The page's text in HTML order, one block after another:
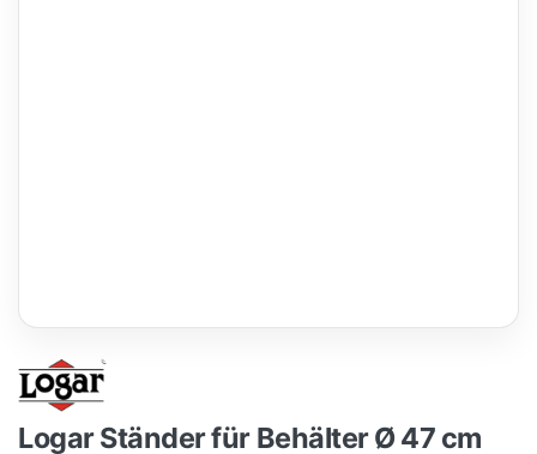
Logar Ständer für Behälter Ø 47 cm